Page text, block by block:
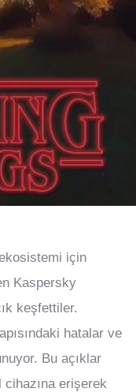
için
Kaspersky
keşfettiler.
hatalar ve
Bu açıklar
cihazına erişerek